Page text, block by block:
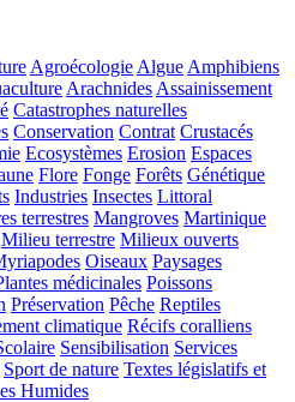
Agroécologie Algue Amphibiens
Arachnides Assainissement
Catastrophes naturelles
Conservation Contrat Crustacés
Ecosystèmes Erosion Espaces
Flore Fonge Forêts Génétique
Industries Insectes Littoral
terrestres Mangroves Martinique
Milieu terrestre Milieux ouverts
Oiseaux Paysages
médicinales Poissons
Préservation Pêche Reptiles
climatique Récifs coralliens
Sensibilisation Services
Sport de nature Textes législatifs et
Humides